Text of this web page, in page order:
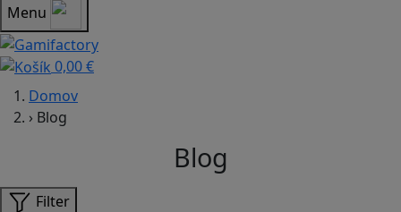
Menu
0,00 €
Domov
› Blog
Blog
Filter